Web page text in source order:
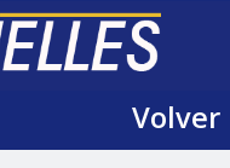
Volver